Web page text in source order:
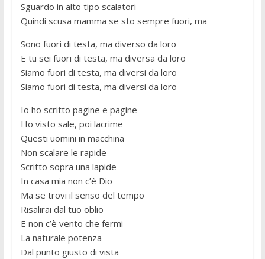
Sguardo in alto tipo scalatori
Quindi scusa mamma se sto sempre fuori, ma
Sono fuori di testa, ma diverso da loro
E tu sei fuori di testa, ma diversa da loro
Siamo fuori di testa, ma diversi da loro
Siamo fuori di testa, ma diversi da loro
Io ho scritto pagine e pagine
Ho visto sale, poi lacrime
Questi uomini in macchina
Non scalare le rapide
Scritto sopra una lapide
In casa mia non c’è Dio
Ma se trovi il senso del tempo
Risalirai dal tuo oblio
E non c’è vento che fermi
La naturale potenza
Dal punto giusto di vista